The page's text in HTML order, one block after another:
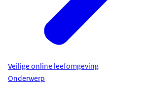
Veilige online leefomgeving
Onderwerp